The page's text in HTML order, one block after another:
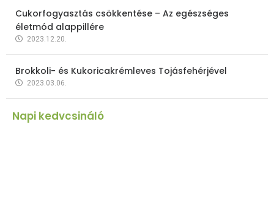
Cukorfogyasztás csökkentése – Az egészséges
életmód alappillére
2023.12.20.
Brokkoli- és Kukoricakrémleves Tojásfehérjével
2023.03.06.
Napi kedvcsináló